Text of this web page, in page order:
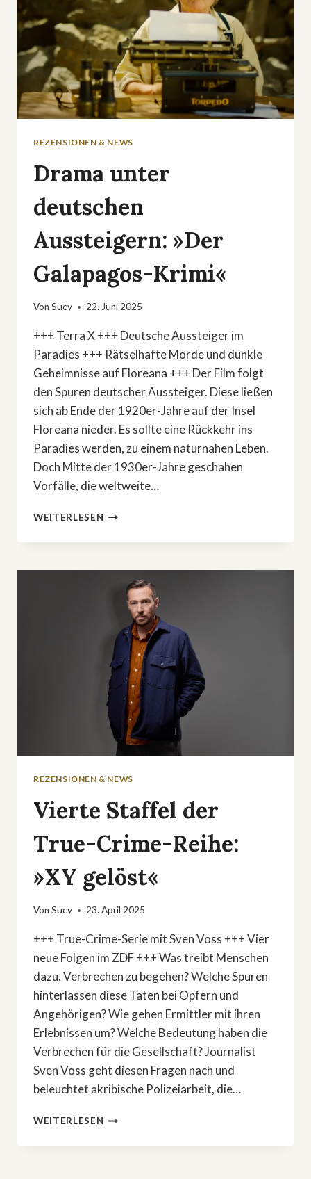
SCHLIMMSTE
ALBTRAUM
SEIN
KANN
REZENSIONEN & NEWS
Drama unter
deutschen
Aussteigern: »Der
Galapagos-Krimi«
Von Sucy 22. Juni 2025
+++ Terra X +++ Deutsche Aussteiger im
Paradies +++ Rätselhafte Morde und dunkle
Geheimnisse auf Floreana +++ Der Film folgt
den Spuren deutscher Aussteiger. Diese ließen
sich ab Ende der 1920er-Jahre auf der Insel
Floreana nieder. Es sollte eine Rückkehr ins
Paradies werden, zu einem naturnahen Leben.
Doch Mitte der 1930er-Jahre geschahen
Vorfälle, die weltweite…
WEITERLESEN DRAMA
DEUTSCHEN
»DER
GALAPAGOS-
KRIMI«
REZENSIONEN & NEWS
Vierte Staffel der
True-Crime-Reihe:
»XY gelöst«
Von Sucy 23. April 2025
+++ True-Crime-Serie mit Sven Voss +++ Vier
neue Folgen im ZDF +++ Was treibt Menschen
dazu, Verbrechen zu begehen? Welche Spuren
hinterlassen diese Taten bei Opfern und
Angehörigen? Wie gehen Ermittler mit ihren
Erlebnissen um? Welche Bedeutung haben die
Verbrechen für die Gesellschaft? Journalist
Sven Voss geht diesen Fragen nach und
beleuchtet akribische Polizeiarbeit, die…
WEITERLESEN VIERTE
DER